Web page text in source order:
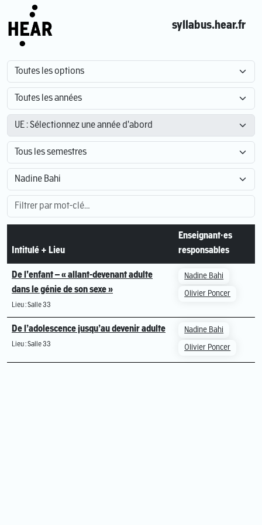
syllabus.hear.fr
Intitulé + Lieu
Enseignant·es
responsables
De l'enfant – « allant-devenant adulte
dans le génie de son sexe »
Lieu : Salle 33
Nadine Bahi
Olivier Poncer
De l’adolescence jusqu’au devenir adulte
Lieu : Salle 33
Nadine Bahi
Olivier Poncer